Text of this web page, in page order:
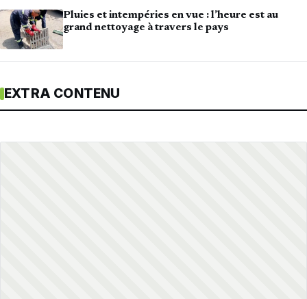
Pluies et intempéries en vue : l’heure est au
grand nettoyage à travers le pays
EXTRA CONTENU